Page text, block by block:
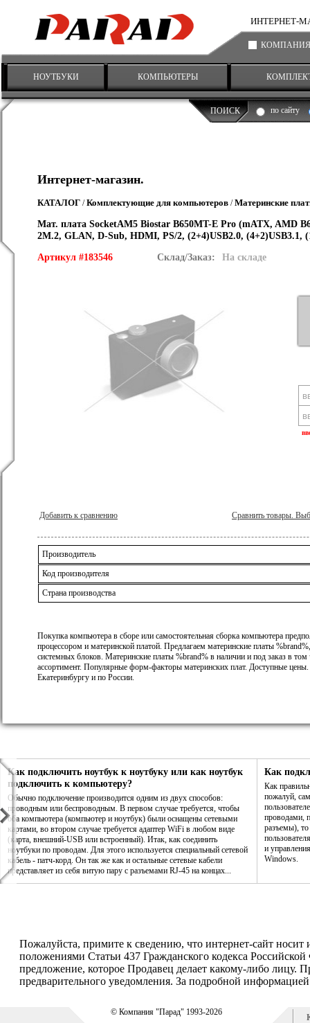
ИНТЕРНЕТ-
КОМПАНИЯ
НОУТБУКИ КОМПЬЮТЕРЫ
ПОИСК по сайту
Интернет-магазин.
КАТАЛОГ /Комплектующие для компьютеров /Материнские
Мат. плата SocketAM5 Biostar B650MT-E Pro (mATX, AMD
2M.2, GLAN, D-Sub, HDMI, PS/2, (2+4)USB2.0, (4+2)USB3.1,
Артикул #183546
Склад/Заказ: На складе
Добавить к сравнению Сравнить товары.
Производитель
Код производителя
Страна производства
Покупка компьютера в сборе или самостоятельная сборка компьютера
процессором и материнской платой. Предлагаем материнские платы
системных блоков. Материнские платы %brand% в наличии и под заказ в
ассортимент. Популярные форм-факторы материнских плат. Доступные
Екатеринбургу и по России.
Как подключить ноутбук к ноутбуку или как ноутбук
подключить к компьютеру?
Обычно подключение производится одним из двух способов:
проводным или беспроводным. В первом случае требуется, чтобы
оба компьютера (компьютер и ноутбук) были оснащены сетевыми
картами, во втором случае требуется адаптер WiFi в любом виде
(карта, внешний-USB или встроенный). Итак, как соединить
ноутбуки по проводам. Для этого используется специальный сетевой
кабель - патч-корд. Он так же как и остальные сетевые кабели
представляет из себя витую пару с разъемами RJ-45 на концах...
Как
Как
пожалуй,
проводами,
разъемы), то
и
Windows.
Пожалуйста, примите к сведению, что интернет-сайт
положениями Статьи 437 Гражданского кодекса
предложение, которое Продавец делает какому-либо лицу.
предварительного уведомления. За подробной
© Компания "Парад" 1993-2026